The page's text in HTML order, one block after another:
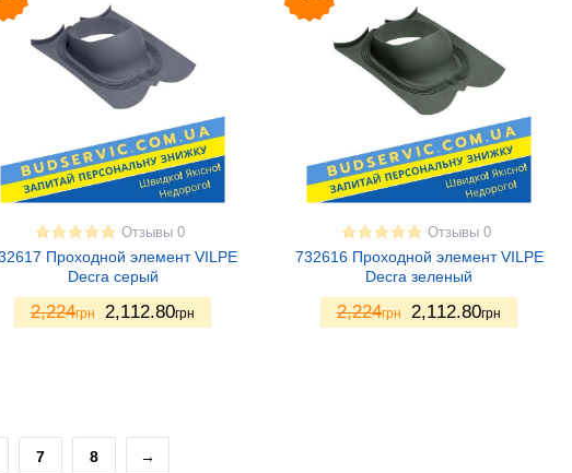
Отзывы 0
Проходной элемент VILPE
Decra серый
2,224грн 2,112.80грн
Отзывы 0
732616 Проходной элемент VILPE
Decra зеленый
2,224грн 2,112.80грн
7 8 →